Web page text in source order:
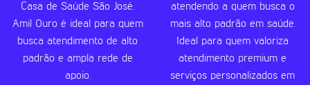
Casa de Saúde São José.
Amil Ouro é ideal para quem
busca atendimento de alto
padrão e ampla rede de
apoio.
atendendo a quem busca o
mais alto padrão em saúde.
Ideal para quem valoriza
atendimento premium e
serviços personalizados em